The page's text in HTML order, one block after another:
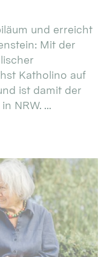
und erreicht
Mit der
Katholino auf
ist damit der
NRW. ...